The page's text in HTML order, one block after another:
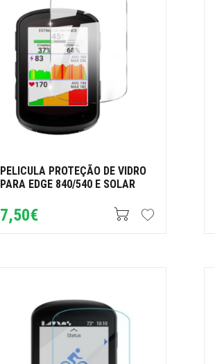
PELICULA PROTEÇÃO DE VIDRO
PARA EDGE 840/540 E SOLAR
7,50€